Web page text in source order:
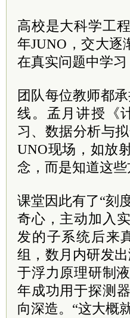
高校是大科学工
年JUNO，交大逐
在真实问题中学习
团队每位教师都
线。孟月讲授《
习、数据分析与
UNO现场，如放
念，而是知道这
课堂因此有了“刻
奇心，主动加入
发的子系统后来
组，数月内研发
于浮力原理研制
年成功用于探测
向深造。“这大概